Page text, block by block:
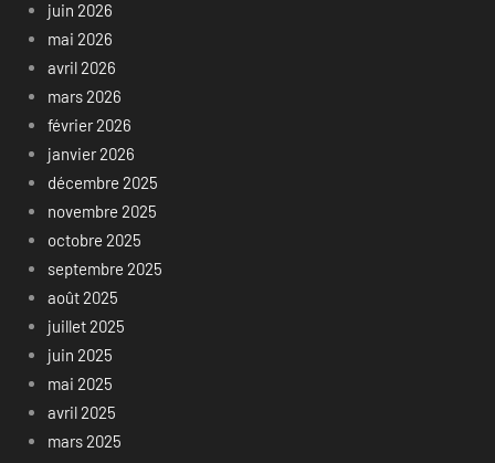
juin 2026
mai 2026
avril 2026
mars 2026
février 2026
janvier 2026
décembre 2025
novembre 2025
octobre 2025
septembre 2025
août 2025
juillet 2025
juin 2025
mai 2025
avril 2025
mars 2025